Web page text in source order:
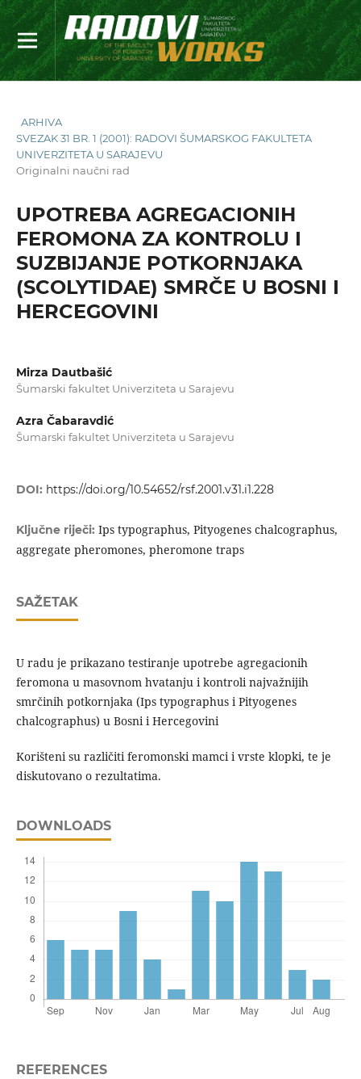
ARHIVA
SVEZAK 31 BR. 1 (2001): RADOVI ŠUMARSKOG FAKULTETA
UNIVERZITETA U SARAJEVU
Originalni naučni rad
UPOTREBA AGREGACIONIH
FEROMONA ZA KONTROLU I
SUZBIJANJE POTKORNJAKA
(SCOLYTIDAE) SMRČE U BOSNI I
HERCEGOVINI
Mirza Dautbašić
Šumarski fakultet Univerziteta u Sarajevu
Azra Čabaravdić
Šumarski fakultet Univerziteta u Sarajevu
DOI: https://doi.org/10.54652/rsf.2001.v31.i1.228
Ključne riječi: Ips typographus, Pityogenes chalcographus,
aggregate pheromones, pheromone traps
SAŽETAK
U radu je prikazano testiranje upotrebe agregacionih
feromona u masovnom hvatanju i kontroli najvažnijih
smrčinih potkornjaka (Ips typographus i Pityogenes
chalcographus) u Bosni i Hercegovini
Korišteni su različiti feromonski mamci i vrste klopki, te je
diskutovano o rezultatima.
DOWNLOADS
REFERENCES